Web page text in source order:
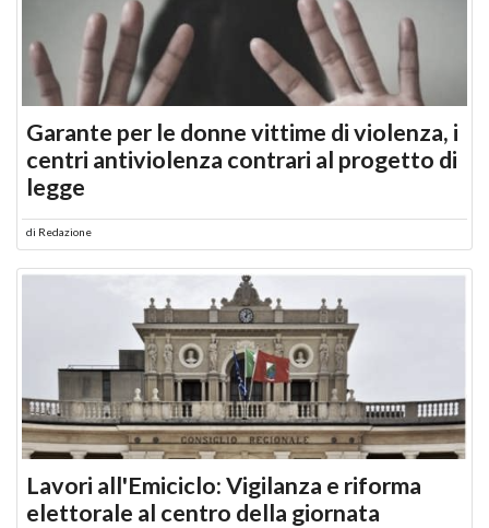
Garante per le donne vittime di violenza, i
centri antiviolenza contrari al progetto di
legge
di Redazione
Lavori all'Emiciclo: Vigilanza e riforma
elettorale al centro della giornata